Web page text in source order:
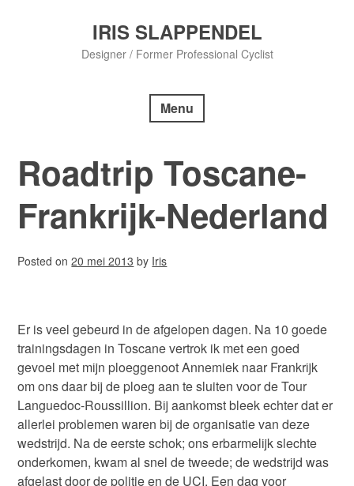
IRIS SLAPPENDEL
Designer / Former Professional Cyclist
Menu
Roadtrip Toscane-
Frankrijk-Nederland
Posted on20 mei 2013 by Iris
Er is veel gebeurd in de afgelopen dagen. Na 10 goede
trainingsdagen in Toscane vertrok ik met een goed
gevoel met mijn ploeggenoot Annemiek naar Frankrijk
om ons daar bij de ploeg aan te sluiten voor de Tour
Languedoc-Roussillion. Bij aankomst bleek echter dat er
allerlei problemen waren bij de organisatie van deze
wedstrijd. Na de eerste schok; ons erbarmelijk slechte
onderkomen, kwam al snel de tweede; de wedstrijd was
afgelast door de politie en de UCI. Een dag voor